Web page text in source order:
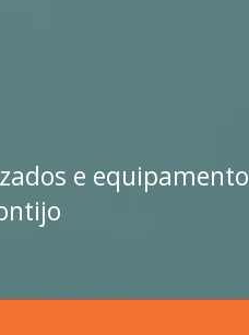
e equipamento